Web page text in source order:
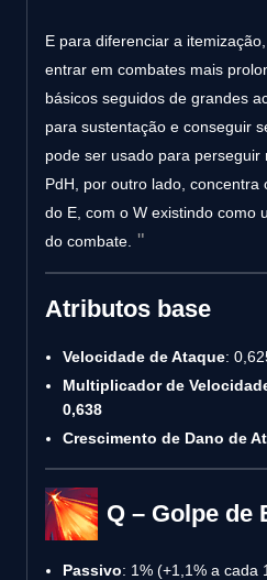
E para diferenciar a
entrar em combates mais
básicos seguidos de grandes
para sustentação e conseguir
pode ser usado para perseguir
PdH, por outro lado, concentra
do E, com o W existindo como
do combate.
Atributos base
Velocidade de Ataque:
Multiplicador de
0,638
Crescimento de Dano de
Q – Golpe de
Passivo: 1% (+1,1% a cada